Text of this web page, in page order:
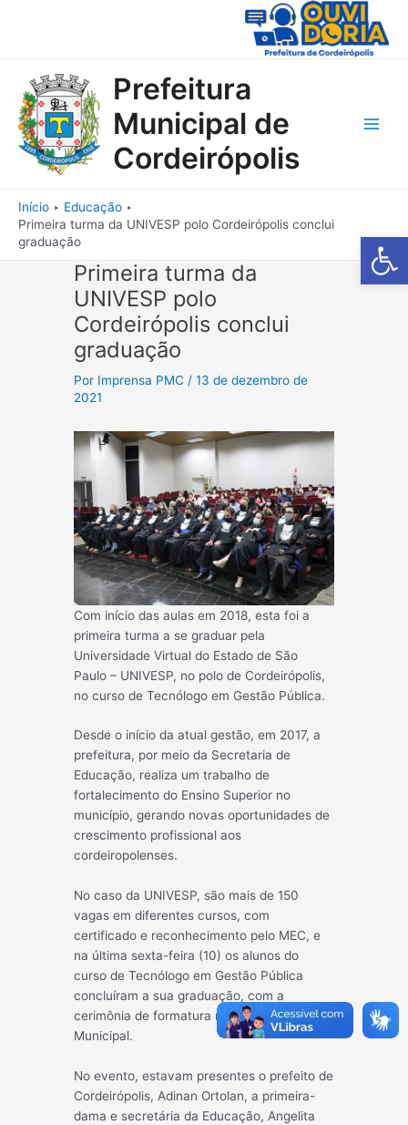
Barra de
Prefeitura
Municipal de
Cordeirópolis
Início
Educação
Primeira turma da UNIVESP polo Cordeirópolis conclui
graduação
Primeira turma da
UNIVESP polo
Cordeirópolis conclui
graduação
Por Imprensa PMC /13 de dezembro de
2021
Com início das aulas em 2018, esta foi a
primeira turma a se graduar pela
Universidade Virtual do Estado de São
Paulo – UNIVESP, no polo de Cordeirópolis,
no curso de Tecnólogo em Gestão Pública.
Desde o início da atual gestão, em 2017, a
prefeitura, por meio da Secretaria de
Educação, realiza um trabalho de
fortalecimento do Ensino Superior no
município, gerando novas oportunidades de
crescimento profissional aos
cordeiropolenses.
No caso da UNIVESP, são mais de 150
vagas em diferentes cursos, com
certificado e reconhecimento pelo MEC, e
na última sexta-feira (10) os alunos do
curso de Tecnólogo em Gestão Pública
concluíram a sua graduação, com a
cerimônia de formatura na Câmara
Municipal.
No evento, estavam presentes o prefeito de
Cordeirópolis, Adinan Ortolan, a primeira-
dama e secretária da Educação, Angelita